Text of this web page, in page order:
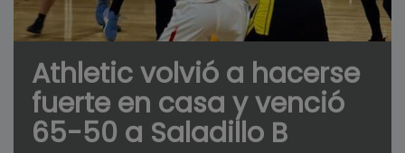
Athletic volvió a hacerse
fuerte en casa y venció
65-50 a Saladillo B